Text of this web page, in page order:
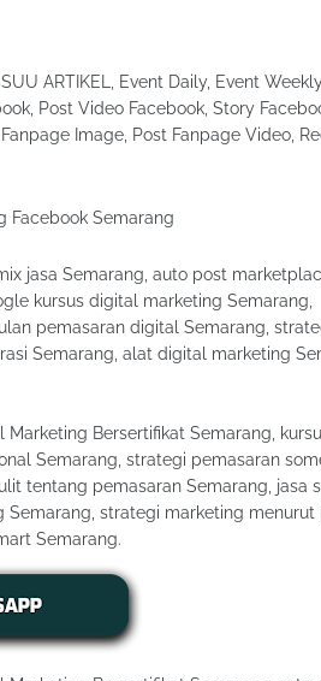
ARTIKEL, Event Daily, Event
Post Video Facebook, Story
Image, Post Fanpage Video,
jasa Semarang, auto post
kursus digital marketing Semarang,
pemasaran digital Semarang,
Semarang, alat digital marketing
Marketing Bersertifikat Semarang,
Semarang, strategi pemasaran
tentang pemasaran Semarang, jasa
strategi marketing menurut
Semarang.